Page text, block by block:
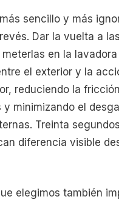
sencillo y más
Dar la vuelta a
en la
el exterior y la
reduciendo la
y minimizando el
Treinta
diferencia visible
elegimos también